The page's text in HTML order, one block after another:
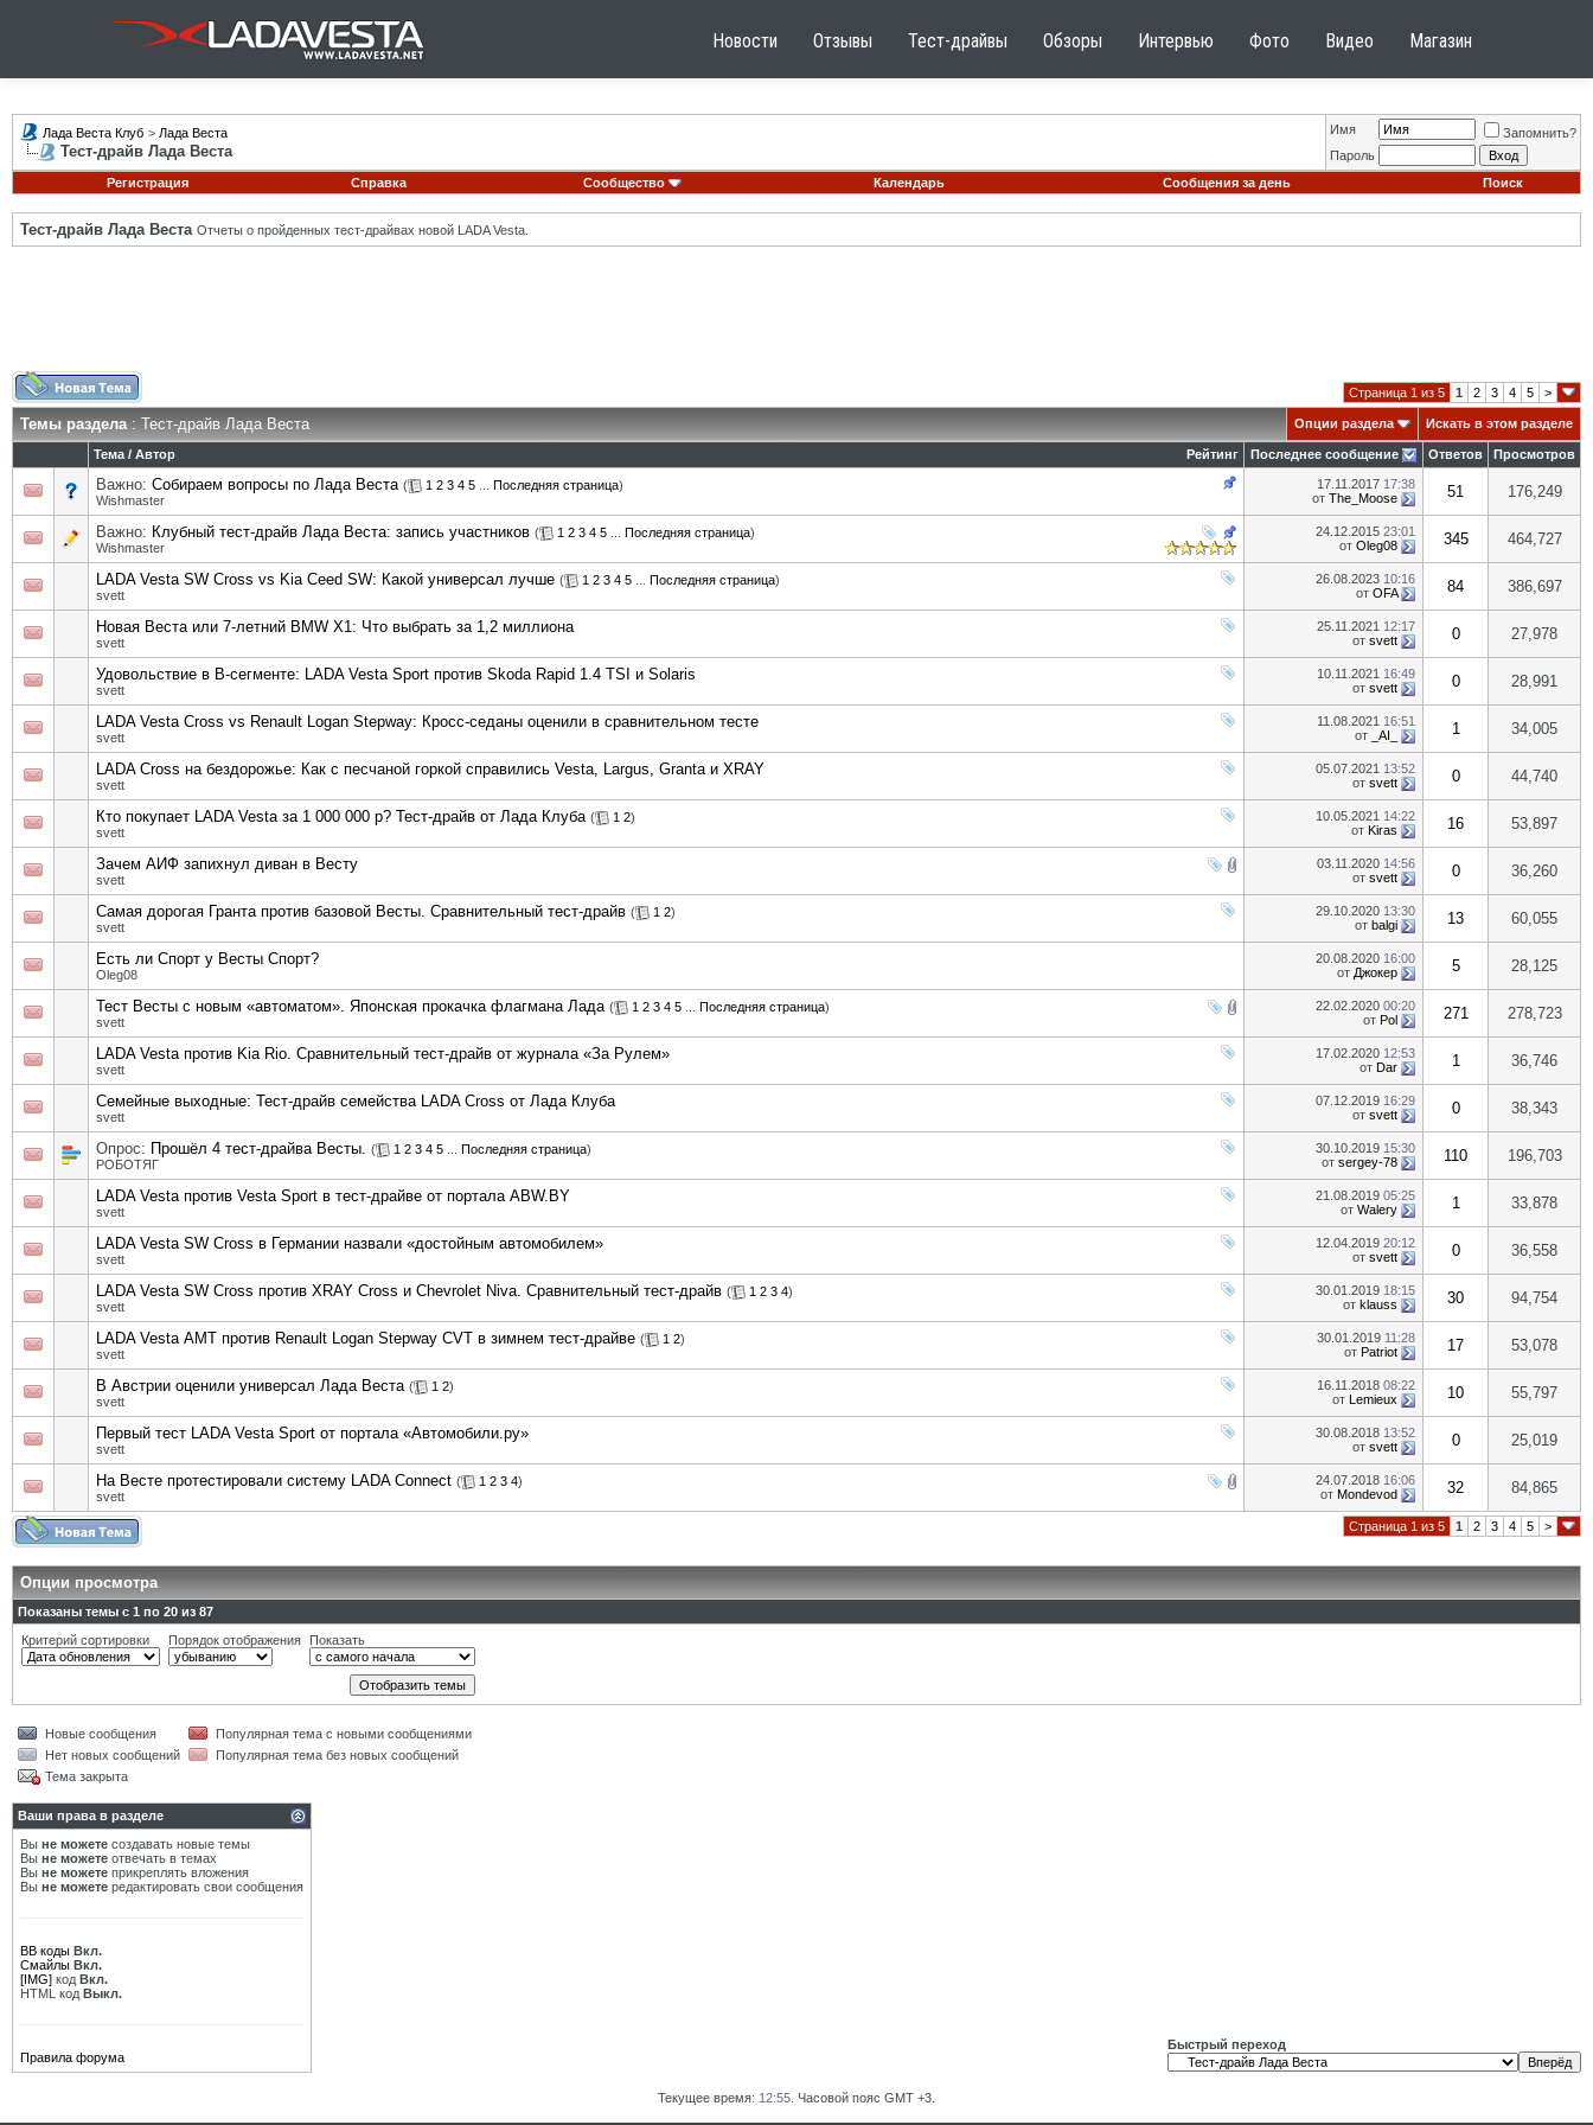
Новости Отзывы Тест-драйвы Обзоры Интервью Фото Видео Магазин
Лада Веста Клуб > Лада Веста
Тест-драйв Лада Веста
Имя
Запомнить?
Пароль
Регистрация
Справка Сообщество Календарь Сообщения за день Поиск
Тест-драйв Лада Веста Отчеты о пройденных тест-драйвах новой LADA Vesta.
Страница 1 из 5 1 2 3 4 5 >
Темы раздела: Тест-драйв Лада Веста Опции раздела Искать в этом разделе
Рейтинг
Тема / Автор Последнее сообщение Ответов Просмотров
Важно: Собираем вопросы по Лада Веста ( 1 2 3 4 5 Последняя страница)
Wishmaster
17.11.2017 17:38
от The_Moose 51 176,249
Важно: Клубный тест-драйв Лада Веста: запись участников ( 1 2 3 4 5 Последняя страница)
Wishmaster
24.12.2015 23:01
от Oleg08 345 464,727
LADA Vesta SW Cross vs Kia Ceed SW: Какой универсал лучше ( 1 2 3 4 5 Последняя страница)
svett
26.08.2023 10:16
от OFA 84 386,697
Новая Веста или 7-летний BMW X1: Что выбрать за 1,2 миллиона
svett
25.11.2021 12:17
от svett 0 27,978
Удовольствие в В-сегменте: LADA Vesta Sport против Skoda Rapid 1.4 TSI и Solaris
svett
10.11.2021 16:49
от svett 0 28,991
LADA Vesta Cross vs Renault Logan Stepway: Кросс-седаны оценили в сравнительном тесте
svett
11.08.2021 16:51
от
_AI_ 1 34,005
LADA Cross на бездорожье: Как с песчаной горкой справились Vesta, Largus, Granta и XRAY
svett
05.07.2021 13:52
от svett 0 44,740
Кто покупает LADA Vesta за 1 000 000 р? Тест-драйв от Лада Клуба ( 1 2)
svett
10.05.2021 14:22
от Kiras 16 53,897
Зачем АИФ запихнул диван в Весту
svett
03.11.2020 14:56
от svett 0 36,260
Самая дорогая Гранта против базовой Весты. Сравнительный тест-драйв ( 1 2)
svett
29.10.2020 13:30
от balgi 13 60,055
Есть ли Спорт у Весты Спорт?
Oleg08
20.08.2020 16:00
от Джокер 5 28,125
Тест Весты с новым «автоматом». Японская прокачка флагмана Лада ( 1 2 3 4 5 Последняя страница)
svett
22.02.2020 00:20
от Pol 271 278,723
LADA Vesta против Kia Rio. Сравнительный тест-драйв от журнала «За Рулем»
svett
17.02.2020 12:53
от Dar 1 36,746
Семейные выходные: Тест-драйв семейства LADA Cross от Лада Клуба
svett
07.12.2019 16:29
от svett 0 38,343
Опрос: Прошёл 4 тест-драйва Весты. ( 1 2 3 4 5 Последняя страница)
РОБОТЯГ
30.10.2019 15:30
от sergey-78 110 196,703
LADA Vesta против Vesta Sport в тест-драйве от портала ABW.BY
svett
21.08.2019 05:25
от Walery 1 33,878
LADA Vesta SW Cross в Германии назвали «достойным автомобилем»
svett
12.04.2019 20:12
от svett 0 36,558
LADA Vesta SW Cross против XRAY Cross и Chevrolet Niva. Сравнительный тест-драйв ( 1 2 3 4)
svett
30.01.2019 18:15
от klauss 30 94,754
LADA Vesta АМТ против Renault Logan Stepway CVT в зимнем тест-драйве ( 1 2)
svett
30.01.2019 11:28
от Patriot 17 53,078
В Австрии оценили универсал Лада Веста ( 1 2)
svett
16.11.2018 08:22
от Lemieux 10 55,797
Первый тест LADA Vesta Sport от портала «Автомобили.ру»
svett
30.08.2018 13:52
от svett 0 25,019
На Весте протестировали систему LADA Connect ( 1 2 3 4)
svett
24.07.2018 16:06
от Mondevod 32 84,865
Страница 1 из 5 1 2 3 4 5 >
Опции просмотра
Показаны темы с 1 по 20 из 87
Критерий сортировки
Порядок отображения Показать
Новые сообщения
Популярная тема с новыми сообщениями
Нет новых сообщений
Популярная тема без новых сообщений
Тема закрыта
Ваши права в разделе
Вы не можете создавать новые темы
Вы не можете отвечать в темах
Вы не можете прикреплять вложения
Вы не можете редактировать свои сообщения
BB коды Вкл.
Смайлы Вкл.
[IMG] код Вкл.
HTML код Выкл.
Правила форума
Быстрый переход
Текущее время: 12:55 . Часовой пояс GMT +3.